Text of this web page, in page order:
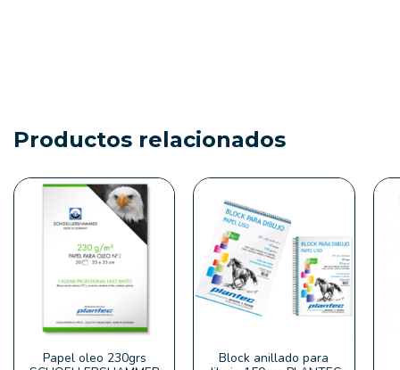
Productos relacionados
Papel oleo 230grs
Block anillado para